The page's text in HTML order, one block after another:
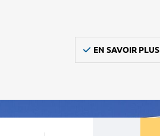
EN SAVOIR PLUS